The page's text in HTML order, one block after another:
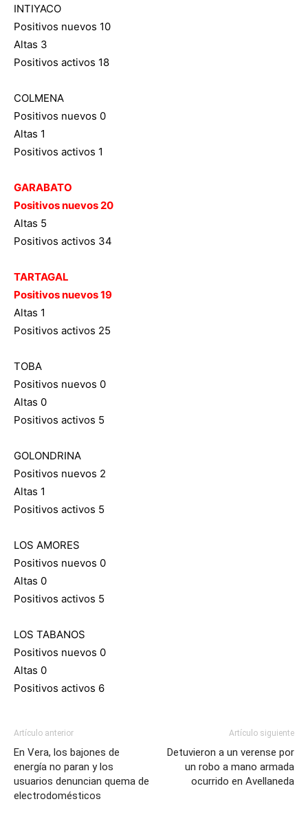
INTIYACO
Positivos nuevos 10
Altas 3
Positivos activos 18
COLMENA
Positivos nuevos 0
Altas 1
Positivos activos 1
GARABATO
Positivos nuevos 20
Altas 5
Positivos activos 34
TARTAGAL
Positivos nuevos 19
Altas 1
Positivos activos 25
TOBA
Positivos nuevos 0
Altas 0
Positivos activos 5
GOLONDRINA
Positivos nuevos 2
Altas 1
Positivos activos 5
LOS AMORES
Positivos nuevos 0
Altas 0
Positivos activos 5
LOS TABANOS
Positivos nuevos 0
Altas 0
Positivos activos 6
Artículo anterior
En Vera, los bajones de
energía no paran y los
usuarios denuncian quema de
electrodomésticos
Artículo siguiente
Detuvieron a un verense por
un robo a mano armada
ocurrido en Avellaneda